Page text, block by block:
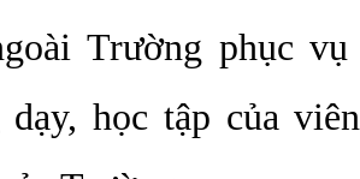
Trường phục
dạy, học tập của